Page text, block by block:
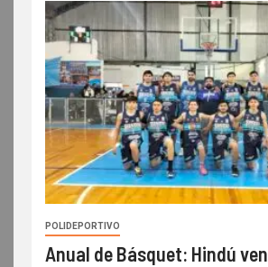
POLIDEPORTIVO
Anual de Básquet: Hindú